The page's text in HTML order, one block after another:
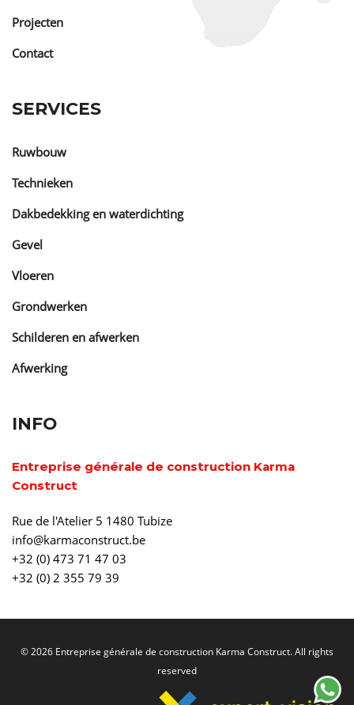
Projecten
Contact
SERVICES
Ruwbouw
Technieken
Dakbedekking en waterdichting
Gevel
Vloeren
Grondwerken
Schilderen en afwerken
Afwerking
INFO
Entreprise générale de construction Karma
Construct
Rue de l'Atelier 5 1480 Tubize
info@karmaconstruct.be
+32 (0) 473 71 47 03
+32 (0) 2 355 79 39
© 2026 Entreprise générale de construction Karma Construct. All rights
reserved